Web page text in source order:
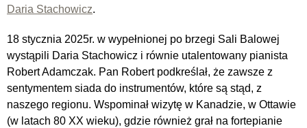
Daria Stachowicz.
18 stycznia 2025r. w wypełnionej po brzegi Sali Balowej
wystąpili Daria Stachowicz i równie utalentowany pianista
Robert Adamczak. Pan Robert podkreślał, że zawsze z
sentymentem siada do instrumentów, które są stąd, z
naszego regionu. Wspominał wizytę w Kanadzie, w Ottawie
(w latach 80 XX wieku), gdzie również grał na fortepianie